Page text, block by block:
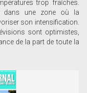
trop fraîches.
dans une zone où la
son intensification.
sont optimistes,
de la part de toute la